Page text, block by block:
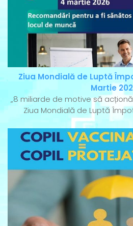
Ziua Mondială de Luptă
Martie
„8 miliarde de motive să
Ziua Mondială de Luptă